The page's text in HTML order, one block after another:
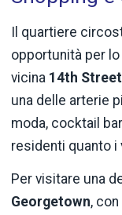
Il quartiere
opportunità per lo
vicina 14th Street
una delle arterie
moda, cocktail
residenti quanto i
Per visitare una
Georgetown,